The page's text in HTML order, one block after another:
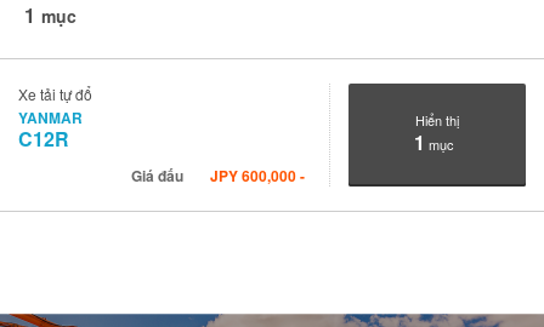
1 mục
Xe tải tự đổ
YANMAR
C12R
Giá đấu JPY600,000-
Hiển thị
1 mục